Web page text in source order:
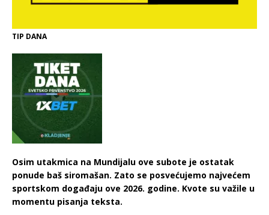
TIP DANA
Osim utakmica na Mundijalu ove subote je ostatak
ponude baš siromašan. Zato se posvećujemo najvećem
sportskom događaju ove 2026. godine. Kvote su važile u
momentu pisanja teksta.